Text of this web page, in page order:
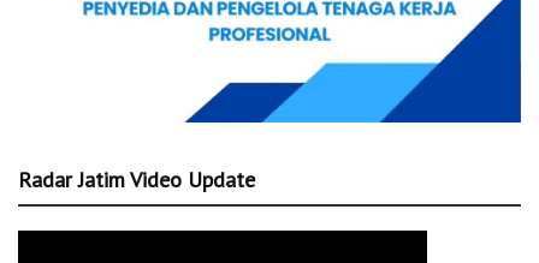
Radar Jatim Video Update